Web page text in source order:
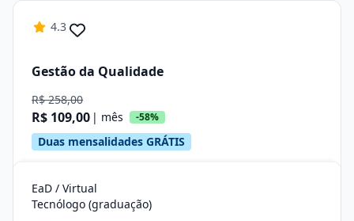
4.3
Gestão da Qualidade
R$ 258,00
R$ 109,00 | mês -58%
Duas mensalidades GRÁTIS
EaD / Virtual
Tecnólogo (graduação)